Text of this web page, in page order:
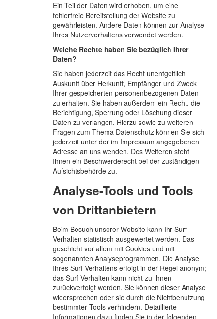
Ein Teil der Daten wird erhoben, um eine
fehlerfreie Bereitstellung der Website zu
gewährleisten. Andere Daten können zur Analyse
Ihres Nutzerverhaltens verwendet werden.
Welche Rechte haben Sie bezüglich Ihrer
Daten?
Sie haben jederzeit das Recht unentgeltlich
Auskunft über Herkunft, Empfänger und Zweck
Ihrer gespeicherten personenbezogenen Daten
zu erhalten. Sie haben außerdem ein Recht, die
Berichtigung, Sperrung oder Löschung dieser
Daten zu verlangen. Hierzu sowie zu weiteren
Fragen zum Thema Datenschutz können Sie sich
jederzeit unter der im Impressum angegebenen
Adresse an uns wenden. Des Weiteren steht
Ihnen ein Beschwerderecht bei der zuständigen
Aufsichtsbehörde zu.
Analyse-Tools und Tools
von Drittanbietern
Beim Besuch unserer Website kann Ihr Surf-
Verhalten statistisch ausgewertet werden. Das
geschieht vor allem mit Cookies und mit
sogenannten Analyseprogrammen. Die Analyse
Ihres Surf-Verhaltens erfolgt in der Regel anonym;
das Surf-Verhalten kann nicht zu Ihnen
zurückverfolgt werden. Sie können dieser Analyse
widersprechen oder sie durch die Nichtbenutzung
bestimmter Tools verhindern. Detaillierte
Informationen dazu finden Sie in der folgenden